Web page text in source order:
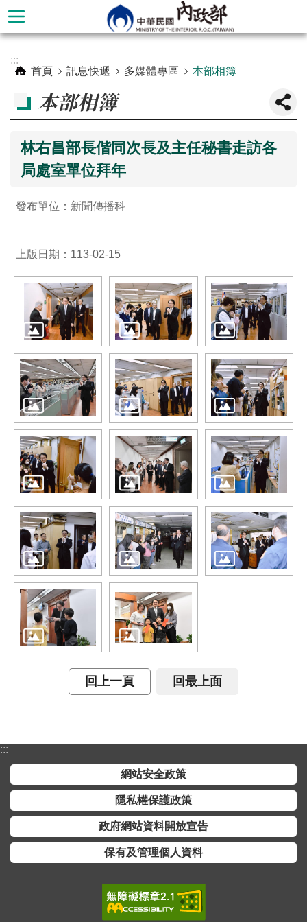
跳到主要內容區塊
階
主
題
政
策
訊
息
快
遞
主
題
服
務
互
動
交
流
站
導
民
信
箱
:::
首頁
訊息快遞 多媒體專區 本部相簿
本部相簿
林右昌部長偕同次長及主任秘書走訪各
局處室單位拜年
發布單位：新聞傳播科
上版日期：113-02-15
回上一頁 回最上面
:::
網站安全政策
隱私權保護政策
政府網站資料開放宣告
保有及管理個人資料